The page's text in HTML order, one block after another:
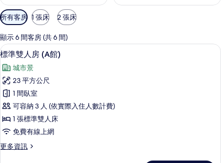
可
用
的
客
房
篩
選
條
件
所有客房 1 張床 2 張床
顯示 6 間客房 (共 6 間)
顯
示
標
準
雙
人
房
(A
館)
5
標準雙人房 (A館)
城市景
23 平方公尺
1 間臥室
可容納 3 人 (依實際入住人數計費)
1 張標準雙人床
免費有線上網
更多資訊
更